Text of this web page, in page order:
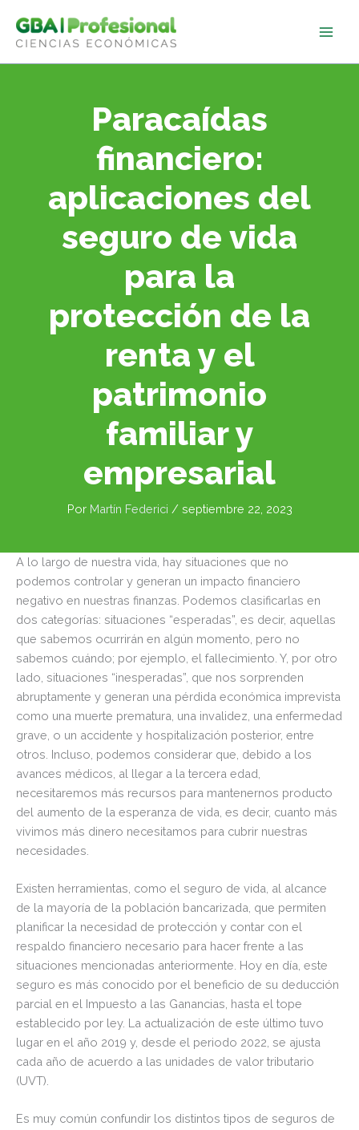
contenido
Paracaídas
financiero:
aplicaciones del
seguro de vida
para la
protección de la
renta y el
patrimonio
familiar y
empresarial
Por Martín Federici / septiembre 22, 2023
A lo largo de nuestra vida, hay situaciones que no
podemos controlar y generan un impacto financiero
negativo en nuestras finanzas. Podemos clasificarlas en
dos categorías: situaciones “esperadas”, es decir, aquellas
que sabemos ocurrirán en algún momento, pero no
sabemos cuándo; por ejemplo, el fallecimiento. Y, por otro
lado, situaciones “inesperadas”, que nos sorprenden
abruptamente y generan una pérdida económica imprevista
como una muerte prematura, una invalidez, una enfermedad
grave, o un accidente y hospitalización posterior, entre
otros. Incluso, podemos considerar que, debido a los
avances médicos, al llegar a la tercera edad,
necesitaremos más recursos para mantenernos producto
del aumento de la esperanza de vida, es decir, cuanto más
vivimos más dinero necesitamos para cubrir nuestras
necesidades.
Existen herramientas, como el seguro de vida, al alcance
de la mayoría de la población bancarizada, que permiten
planificar la necesidad de protección y contar con el
respaldo financiero necesario para hacer frente a las
situaciones mencionadas anteriormente. Hoy en día, este
seguro es más conocido por el beneficio de su deducción
parcial en el Impuesto a las Ganancias, hasta el tope
establecido por ley. La actualización de este último tuvo
lugar en el año 2019 y, desde el periodo 2022, se ajusta
cada año de acuerdo a las unidades de valor tributario
(UVT).
Es muy común confundir los distintos tipos de seguros de